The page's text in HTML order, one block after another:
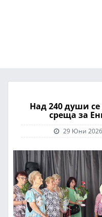
Над 240 души
среща за
29 Юни 2026